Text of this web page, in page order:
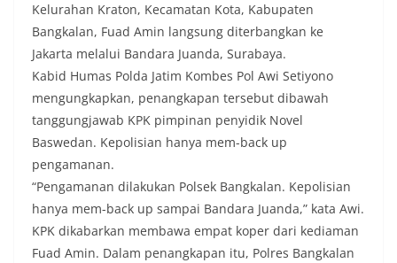
Kelurahan Kraton, Kecamatan Kota, Kabupaten
Bangkalan, Fuad Amin langsung diterbangkan ke
Jakarta melalui Bandara Juanda, Surabaya.
Kabid Humas Polda Jatim Kombes Pol Awi Setiyono
mengungkapkan, penangkapan tersebut dibawah
tanggungjawab KPK pimpinan penyidik Novel
Baswedan. Kepolisian hanya mem-back up
pengamanan.
“Pengamanan dilakukan Polsek Bangkalan. Kepolisian
hanya mem-back up sampai Bandara Juanda,” kata Awi.
KPK dikabarkan membawa empat koper dari kediaman
Fuad Amin. Dalam penangkapan itu, Polres Bangkalan